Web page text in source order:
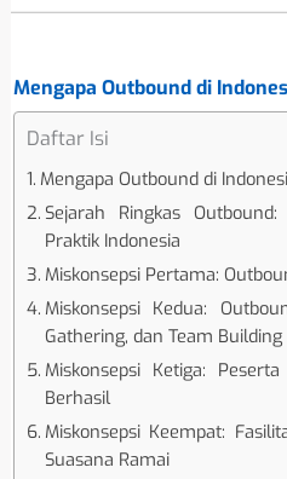
Mengapa Outbound di
Daftar Isi
Mengapa Outbound di
Sejarah Ringkas
Praktik Indonesia
Miskonsepsi Pertama:
Miskonsepsi Kedua:
Gathering, dan Team Building
Miskonsepsi Ketiga:
Berhasil
Miskonsepsi Keempat:
Suasana Ramai